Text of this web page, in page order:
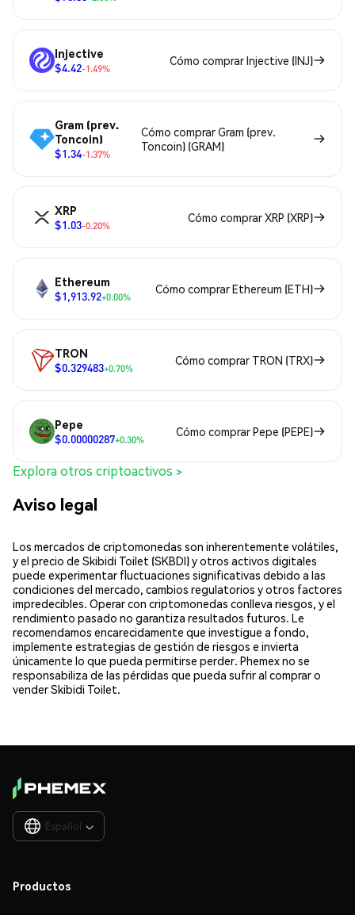
Injective
$4.42-1.49%
Cómo comprar Injective (INJ)
Gram (prev.
Toncoin)
$1.34-1.37%
Cómo comprar Gram (prev.
Toncoin) (GRAM)
XRP
$1.03-0.20%
Cómo comprar XRP (XRP)
Ethereum
$1,913.92+0.00%
Cómo comprar Ethereum (ETH)
TRON
$0.329483+0.70%
Cómo comprar TRON (TRX)
Pepe
$0.00000287+0.30%
Cómo comprar Pepe (PEPE)
Explora otros criptoactivos >
Aviso legal
Los mercados de criptomonedas son inherentemente volátiles,
y el precio de Skibidi Toilet (SKBDI) y otros activos digitales
puede experimentar fluctuaciones significativas debido a las
condiciones del mercado, cambios regulatorios y otros factores
impredecibles. Operar con criptomonedas conlleva riesgos, y el
rendimiento pasado no garantiza resultados futuros. Le
recomendamos encarecidamente que investigue a fondo,
implemente estrategias de gestión de riesgos e invierta
únicamente lo que pueda permitirse perder. Phemex no se
responsabiliza de las pérdidas que pueda sufrir al comprar o
vender Skibidi Toilet.
Español 
Productos